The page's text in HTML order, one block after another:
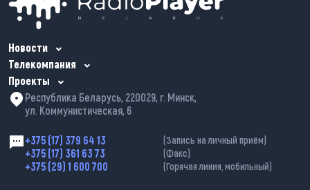
Новости
Телекомпания
Проекты
Республика Беларусь, 220029, г. Минск,
ул. Коммунистическая, 6
+375 (17) 379 64 13 (Запись на личный приём)
+375 (17) 361 63 73 (Факс)
+375 (29) 1 600 700 (Горячая линия, мобильный)